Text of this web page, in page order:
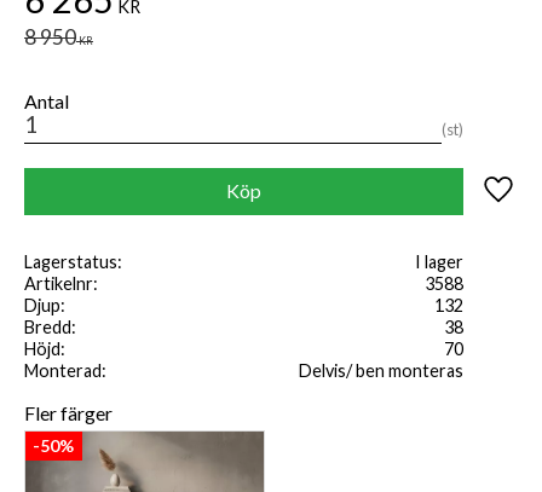
KR
Ordinarie pris:
8 950KR
Antal
st
Köp Lägg
Lagerstatus
I lager
Artikelnr
3588
Djup
132
Bredd
38
Höjd
70
Monterad
Delvis/ ben monteras
Fler färger
50%